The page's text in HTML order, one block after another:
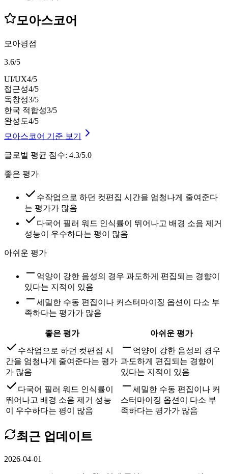
모아스코어
모아평점
3.6/5
UI/UX4/5
접근성4/5
독창성3/5
한국 적합성3/5
완성도4/5
모아스코어 기준 보기
글로벌 평균 점수: 4.3/5.0
좋은 평가
수작업으로 하던 컷편집 시간을 엄청나게 줄여준다
는 평가가 많음
다국어 필러 워드 인식률이 뛰어나고 배경 소음 제거
성능이 우수하다는 평이 많음
아쉬운 평가
억양이 강한 음성의 경우 과도하게 편집되는 경향이
있다는 지적이 있음
세밀한 수동 편집이나 커스터마이징 옵션이 다소 부
족하다는 평가가 많음
좋은 평가
아쉬운 평가
수작업으로 하던 컷편집 시
간을 엄청나게 줄여준다는 평가
가 많음
억양이 강한 음성의 경우
과도하게 편집되는 경향이
있다는 지적이 있음
다국어 필러 워드 인식률이
뛰어나고 배경 소음 제거 성능
이 우수하다는 평이 많음
세밀한 수동 편집이나 커
스터마이징 옵션이 다소 부
족하다는 평가가 많음
최근 업데이트
2026-04-01